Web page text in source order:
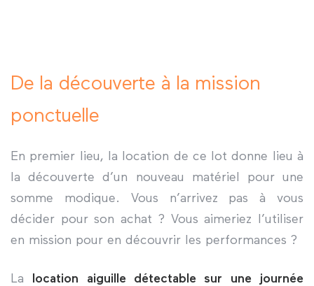
De la découverte à la mission
ponctuelle
En premier lieu, la location de ce lot donne lieu à
la découverte d’un nouveau matériel pour une
somme modique. Vous n’arrivez pas à vous
décider pour son achat ? Vous aimeriez l’utiliser
en mission pour en découvrir les performances ?
La
location aiguille détectable sur une journée